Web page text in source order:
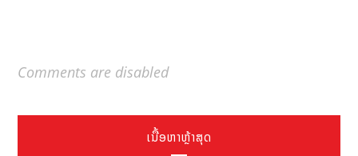
Comments are disabled
ເນື້ອຫາຫຼ້າສຸດ